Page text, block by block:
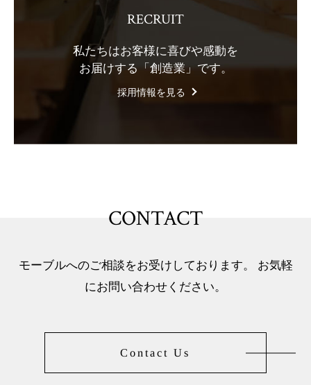
RECRUIT
私たちはお客様に喜びや感動を
お届けする「創造業」です。
採用情報を見る
CONTACT
モーブルへのご相談をお受けしております。 お気軽
にお問い合わせください。
Contact Us